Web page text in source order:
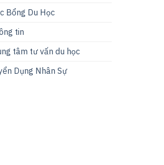
Bổng Du Học
tin
tâm tư vấn du học
Dụng Nhân Sự